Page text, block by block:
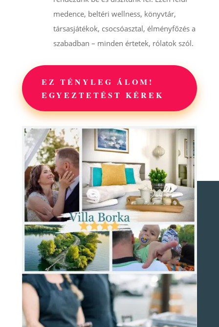
medence, beltéri wellness, könyvtár,
társasjátékok, csocsóasztal, élményfőzés a
szabadban – minden értetek, rólatok szól.
EZ TÉNYLEG ÁLOM!
EGYEZTETÉST KÉREK